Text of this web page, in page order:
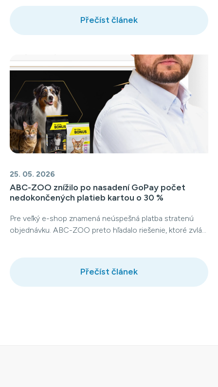
Přečíst článek
25. 05. 2026
ABC-ZOO znížilo po nasadení GoPay počet
nedokončených platieb kartou o 30 %
Pre veľký e-shop znamená neúspešná platba stratenú
objednávku. ABC-ZOO preto hľadalo riešenie, ktoré zvlá...
Přečíst článek